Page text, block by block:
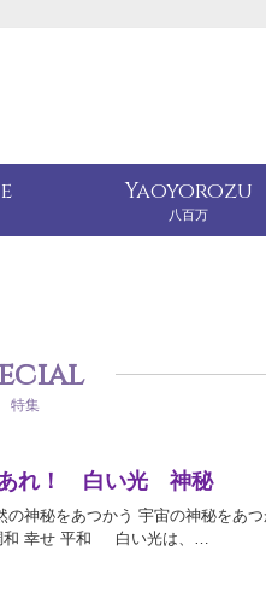
Yaoyorozu
八百万
特集
あれ！ 白い光 神秘
神秘をあつかう 宇宙の神秘をあ
和 幸せ 平和 白い光は、…